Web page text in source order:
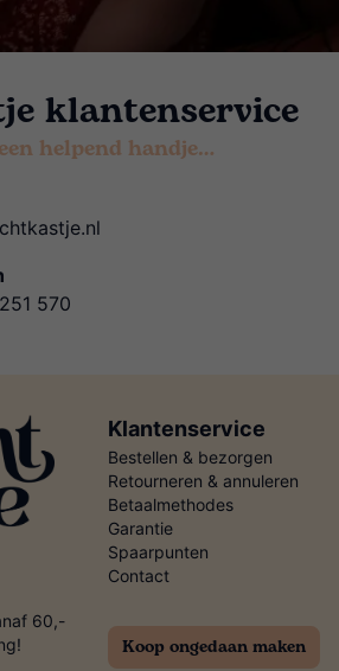
klantenservice
helpend handje…
570
60,-
Klantenservice
Bestellen & bezorgen
Retourneren & annuleren
Betaalmethodes
Garantie
Spaarpunten
Contact
Koop ongedaan maken